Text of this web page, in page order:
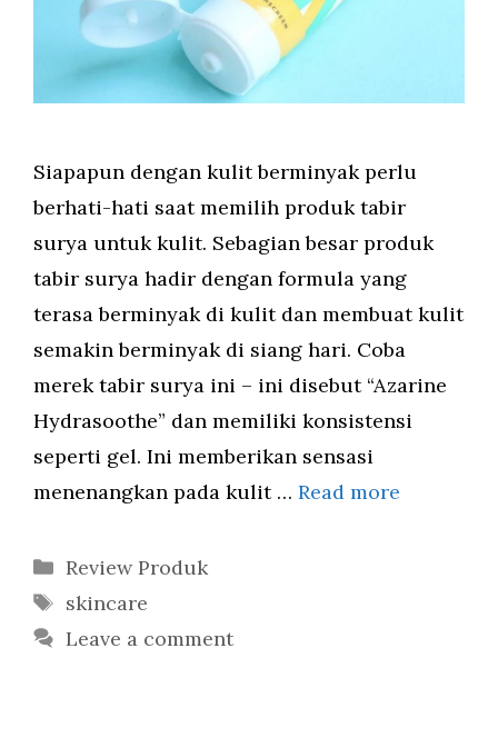
Siapapun dengan kulit berminyak perlu
berhati-hati saat memilih produk tabir
surya untuk kulit. Sebagian besar produk
tabir surya hadir dengan formula yang
terasa berminyak di kulit dan membuat kulit
semakin berminyak di siang hari. Coba
merek tabir surya ini – ini disebut “Azarine
Hydrasoothe” dan memiliki konsistensi
seperti gel. Ini memberikan sensasi
menenangkan pada kulit … Read more
Categories
Review Produk
Tags
skincare
Leave a comment